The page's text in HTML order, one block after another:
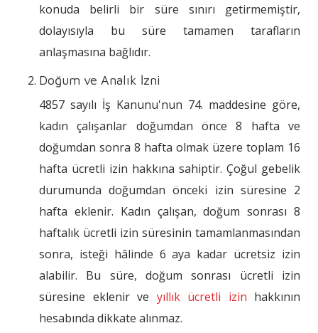
konuda belirli bir süre sınırı getirmemiştir,
dolayısıyla bu süre tamamen tarafların
anlaşmasına bağlıdır.
Doğum ve Analık İzni
4857 sayılı İş Kanunu'nun 74. maddesine göre,
kadın çalışanlar doğumdan önce 8 hafta ve
doğumdan sonra 8 hafta olmak üzere toplam 16
hafta ücretli izin hakkına sahiptir. Çoğul gebelik
durumunda doğumdan önceki izin süresine 2
hafta eklenir. Kadın çalışan, doğum sonrası 8
haftalık ücretli izin süresinin tamamlanmasından
sonra, isteği hâlinde 6 aya kadar ücretsiz izin
alabilir. Bu süre, doğum sonrası ücretli izin
süresine eklenir ve yıllık ücretli izin hakkının
hesabında dikkate alınmaz.